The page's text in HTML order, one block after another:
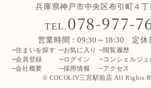
兵庫県神戸市中央区布引町４丁
TEL.078-977-
営業時間 : 09:30～18:30 定休
住まいを探す お気に入り
閲覧履歴
会員登録
ログイン
コンシェルジュ
会社概要
採用情報
アクセス
© COCOLIV三宮駅前店 All Rights